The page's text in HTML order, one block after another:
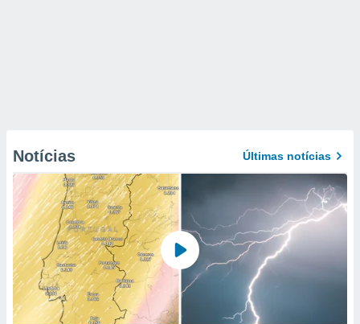
Notícias Últimas notícias